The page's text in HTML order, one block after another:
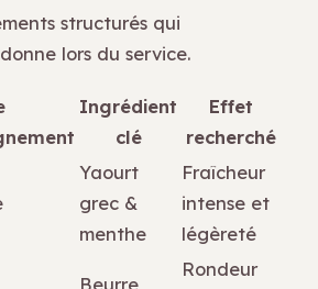
structurés qui
lors du service.
Ingrédient
clé
Effet
recherché
Yaourt
grec &
menthe
Fraîcheur
intense et
légèreté
Beurre
Rondeur